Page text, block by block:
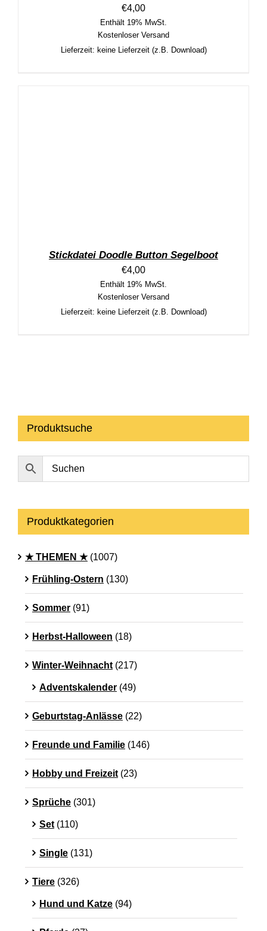
€4,00
Enthält 19% MwSt.
Kostenloser Versand
Lieferzeit: keine Lieferzeit (z.B. Download)
Stickdatei Doodle Button Segelboot
€4,00
Enthält 19% MwSt.
Kostenloser Versand
Lieferzeit: keine Lieferzeit (z.B. Download)
Produktsuche
Produktkategorien
★ THEMEN ★ (1007)
Frühling-Ostern (130)
Sommer (91)
Herbst-Halloween (18)
Winter-Weihnacht (217)
Adventskalender (49)
Geburtstag-Anlässe (22)
Freunde und Familie (146)
Hobby und Freizeit (23)
Sprüche (301)
Set (110)
Single (131)
Tiere (326)
Hund und Katze (94)